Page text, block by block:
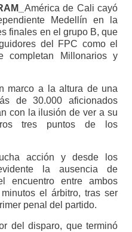
América de Cali cayó
Medellín en la
finales en el grupo B, que
del FPC como el
Millonarios y
marco a la altura de una
de 30.000 aficionados
con la ilusión de ver a su
tres puntos de los
acción y desde los
la ausencia de
encuentro entre ambos
el árbitro, tras ser
penal del partido.
del disparo, que terminó